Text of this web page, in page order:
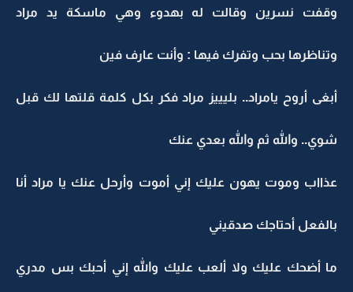
وقفت نسرين وقالت له بهدوء وهي ماسكة يد مراد
وتناظرها بحب وتفرك فيها : وأنت عارف فين
أبغى أروح يامراد.. بليييز مراد فكر بكل كلمة قلتها لك قبل
شوي.. والله ثم والله بعدي عنك
عذااب وموت يهون عليك إني أموت وأرحل عنك يا مراد أنا
بالفعل أحتاجك صدقيني
ما أضحك عليك ولا ألعب عليك والله إني أحبك بس مدري